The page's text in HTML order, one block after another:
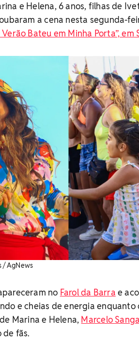
e Helena, 6 anos, filhas de
a cena nesta segunda-
Verão Bateu em Minha Porta”, em
/ AgNews
no Farol da Barra e
e cheias de energia enquanto
Marina e Helena, Marcelo
de fãs.